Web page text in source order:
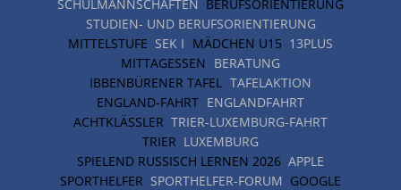
SCHULMANNSCHAFTEN BERUFSORIENTIERUNG
STUDIEN- UND BERUFSORIENTIERUNG
MITTELSTUFE SEK I MÄDCHEN U15 13PLUS
MITTAGESSEN BERATUNG
IBBENBÜRENER TAFEL
TAFELAKTION
ENGLAND-FAHRT ENGLANDFAHRT
ACHTKLÄSSLER TRIER-LUXEMBURG-FAHRT
TRIER LUXEMBURG
SPIELEND RUSSISCH LERNEN 2026 APPLE
SPORTHELFER SPORTHELFER-FORUM GOOGLE